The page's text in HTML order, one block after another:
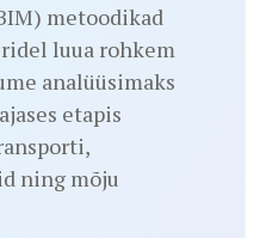
metoodikad
luua rohkem
analüüsimaks
etapis
ning mõju